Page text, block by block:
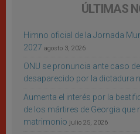
ÚLTIMAS
Himno oficial de la Jornada
2027 agosto 3, 2026
ONU se pronuncia ante caso
desaparecido por la dictadura
Aumenta el interés por la
de los mártires de Georgia que
matrimonio julio 25, 2026